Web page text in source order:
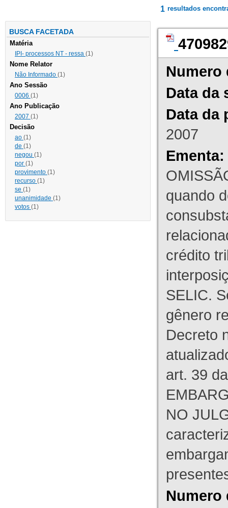
BUSCA FACETADA
Matéria
IPI- processos NT - ressa (1)
Nome Relator
Não Informado (1)
Ano Sessão
0006 (1)
Ano Publicação
2007 (1)
Decisão
ao (1)
de (1)
negou (1)
por (1)
provimento (1)
recurso (1)
se (1)
unanimidade (1)
votos (1)
1 resultados
Numero
Data da
Data da
2007
Ementa:
quando
crédito
SELIC.
gênero
Decreto
art. 39
NO
Numero